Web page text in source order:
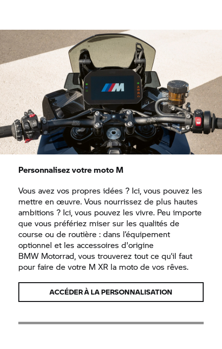
Personnalisez votre moto M
Vous avez vos propres idées ? Ici, vous pouvez les
mettre en œuvre. Vous nourrissez de plus hautes
ambitions ? Ici, vous pouvez les vivre. Peu importe
que vous préfériez miser sur les qualités de
course ou de routière : dans l’équipement
optionnel et les accessoires d'origine
BMW Motorrad, vous trouverez tout ce qu’il faut
pour faire de votre M XR la moto de vos rêves.
ACCÉDER À LA PERSONNALISATION